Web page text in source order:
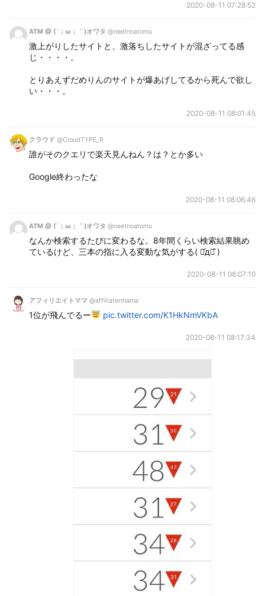
2020-08-11 07:28:52
ATM @ (´；ω；｀)オワタ @neetnoatomu
激上がりしたサイトと、激落ちしたサイトが混ざってる感
じ・・・・。
とりあえずだめりんのサイトが爆あげしてるから死んで欲し
い・・・。
2020-08-11 08:01:45
クラウド @CloudTYPE_R
誰がそのクエリで楽天見んねん？は？とか多い
Google終わったな
2020-08-11 08:06:46
ATM @ (´；ω；｀)オワタ @neetnoatomu
なんか検索するたびに変わるな。8年間くらい検索結果眺め
ているけど、三本の指に入る変動な気がする( ･᷄д･᷅ )
2020-08-11 08:07:10
アフィリエイトママ @affiliatermama
1位が飛んでるー pic.twitter.com/K1HkNmVKbA
2020-08-11 08:17:34